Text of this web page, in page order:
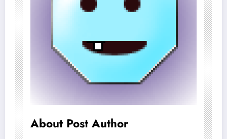
About Post Author